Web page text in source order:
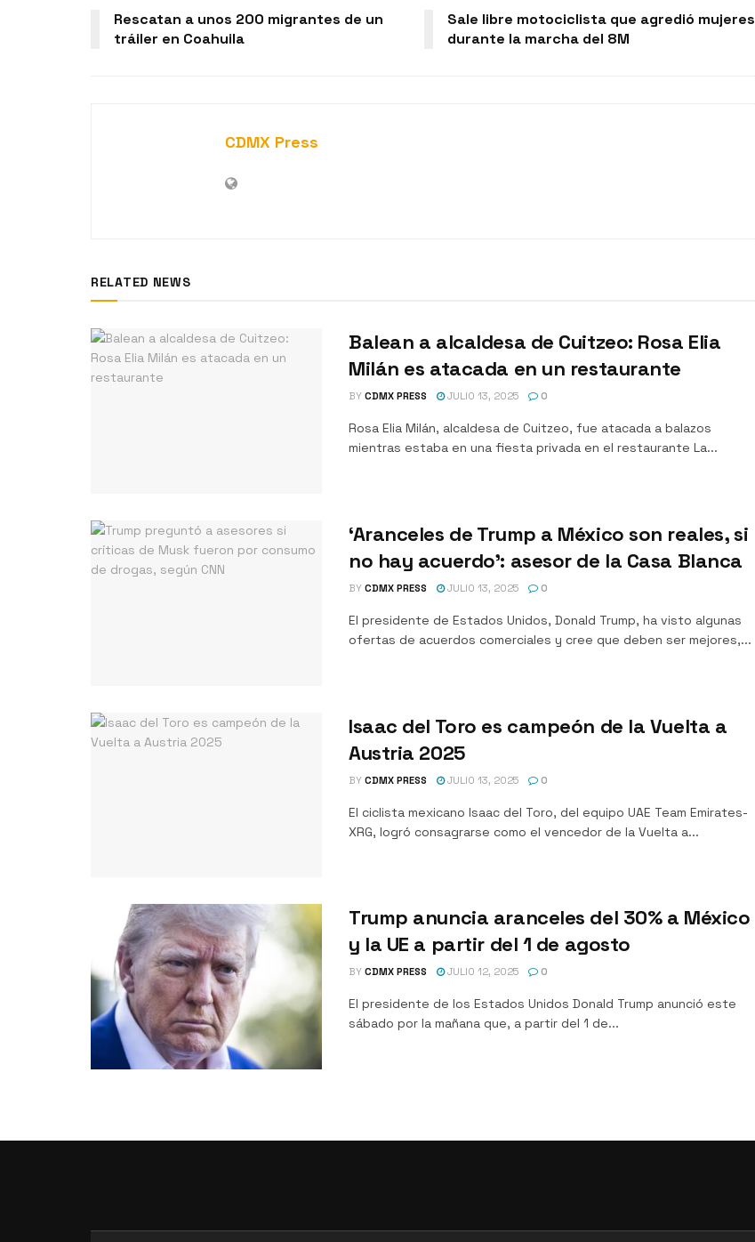
Rescatan a unos 200 migrantes de un
tráiler en Coahuila
Sale libre motociclista que agredió mujeres
durante la marcha del 8M
CDMX Press
RELATED NEWS
Balean a alcaldesa de Cuitzeo: Rosa Elia
Milán es atacada en un restaurante
BY CDMX PRESS JULIO 13, 2025 0
Rosa Elia Milán, alcaldesa de Cuitzeo, fue atacada a balazos
mientras estaba en una fiesta privada en el restaurante La...
‘Aranceles de Trump a México son reales, si
no hay acuerdo’: asesor de la Casa Blanca
BY CDMX PRESS JULIO 13, 2025 0
El presidente de Estados Unidos, Donald Trump, ha visto algunas
ofertas de acuerdos comerciales y cree que deben ser mejores,...
Isaac del Toro es campeón de la Vuelta a
Austria 2025
BY CDMX PRESS JULIO 13, 2025 0
El ciclista mexicano Isaac del Toro, del equipo UAE Team Emirates-
XRG, logró consagrarse como el vencedor de la Vuelta a...
Trump anuncia aranceles del 30% a México
y la UE a partir del 1 de agosto
BY CDMX PRESS JULIO 12, 2025 0
El presidente de los Estados Unidos Donald Trump anunció este
sábado por la mañana que, a partir del 1 de...